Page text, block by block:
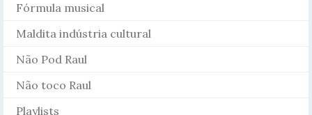
Fórmula musical
Maldita indústria cultural
Não Pod Raul
Não toco Raul
Playlists